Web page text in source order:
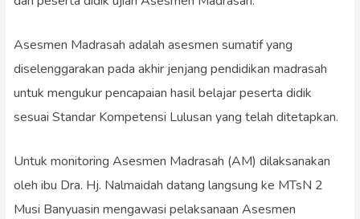
Asesmen Madrasah adalah asesmen sumatif yang
diselenggarakan pada akhir jenjang pendidikan madrasah
untuk mengukur pencapaian hasil belajar peserta didik
sesuai Standar Kompetensi Lulusan yang telah ditetapkan.
Untuk monitoring Asesmen Madrasah (AM) dilaksanakan
oleh ibu Dra. Hj. Nalmaidah datang langsung ke MTsN 2
Musi Banyuasin mengawasi pelaksanaan Asesmen